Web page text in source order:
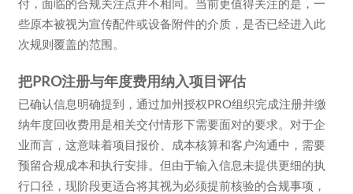
些原本被视为宣传配件或设备附件的介质，是否已经进入此
次规则覆盖的范围。
把PRO注册与年度费用纳入项目评估
已确认信息明确提到，通过加州授权PRO组织完成注册并缴
纳年度回收费用是相关交付情形下需要面对的要求。对于企
业而言，这意味着项目报价、成本核算和客户沟通中，需要
预留合规成本和执行安排。但由于输入信息未提供更细的执
行口径，现阶段更适合将其视为必须提前核验的合规事项，